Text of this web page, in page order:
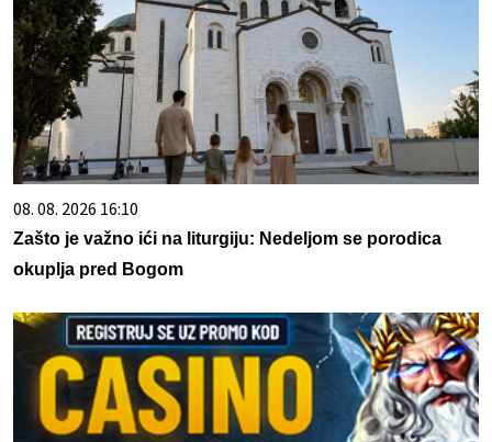
08. 08. 2026 16:10
Zašto je važno ići na liturgiju: Nedeljom se porodica
okuplja pred Bogom